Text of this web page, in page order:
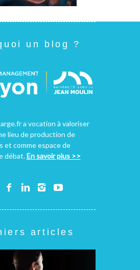
un blog ?
a vocation à valoriser
lieu de production de
et comme espace de
débat.En savoir plus >>
articles